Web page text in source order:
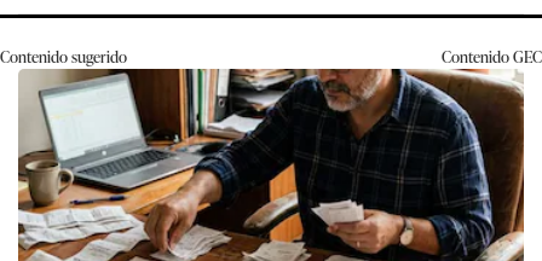
Contenido sugerido ContenidoGEC